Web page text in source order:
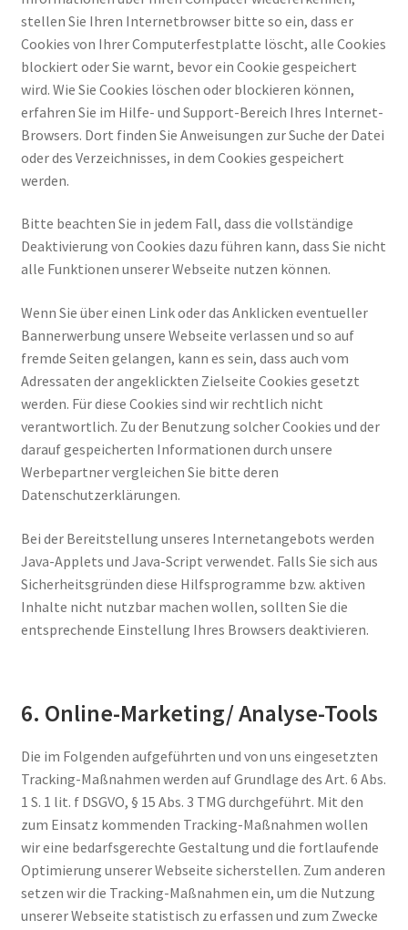
stellen Sie Ihren Internetbrowser bitte so ein, dass er
Cookies von Ihrer Computerfestplatte löscht, alle Cookies
blockiert oder Sie warnt, bevor ein Cookie gespeichert
wird. Wie Sie Cookies löschen oder blockieren können,
erfahren Sie im Hilfe- und Support-Bereich Ihres Internet-
Browsers. Dort finden Sie Anweisungen zur Suche der Datei
oder des Verzeichnisses, in dem Cookies gespeichert
werden.
Bitte beachten Sie in jedem Fall, dass die vollständige
Deaktivierung von Cookies dazu führen kann, dass Sie nicht
alle Funktionen unserer Webseite nutzen können.
Wenn Sie über einen Link oder das Anklicken eventueller
Bannerwerbung unsere Webseite verlassen und so auf
fremde Seiten gelangen, kann es sein, dass auch vom
Adressaten der angeklickten Zielseite Cookies gesetzt
werden. Für diese Cookies sind wir rechtlich nicht
verantwortlich. Zu der Benutzung solcher Cookies und der
darauf gespeicherten Informationen durch unsere
Werbepartner vergleichen Sie bitte deren
Datenschutzerklärungen.
Bei der Bereitstellung unseres Internetangebots werden
Java-Applets und Java-Script verwendet. Falls Sie sich aus
Sicherheitsgründen diese Hilfsprogramme bzw. aktiven
Inhalte nicht nutzbar machen wollen, sollten Sie die
entsprechende Einstellung Ihres Browsers deaktivieren.
6. Online-Marketing/ Analyse-Tools
Die im Folgenden aufgeführten und von uns eingesetzten
Tracking-Maßnahmen werden auf Grundlage des Art. 6 Abs.
1 S. 1 lit. f DSGVO, § 15 Abs. 3 TMG durchgeführt. Mit den
zum Einsatz kommenden Tracking-Maßnahmen wollen
wir eine bedarfsgerechte Gestaltung und die fortlaufende
Optimierung unserer Webseite sicherstellen. Zum anderen
setzen wir die Tracking-Maßnahmen ein, um die Nutzung
unserer Webseite statistisch zu erfassen und zum Zwecke